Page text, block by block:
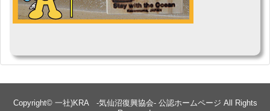
Copyright© 一社)KRA -気仙沼復興協会- 公認ホームページ All Rights